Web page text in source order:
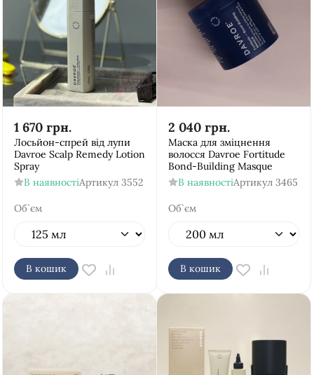
1 670 грн.
Лосьйон-спрей від лупи
Davroe Scalp Remedy Lotion
Spray
В наявностіАртикул 3552
Об`єм
В кошик
2 040 грн.
Маска для зміцнення
волосся Davroe Fortitude
Bond-Building Masque
В наявностіАртикул 3465
Об`єм
В кошик